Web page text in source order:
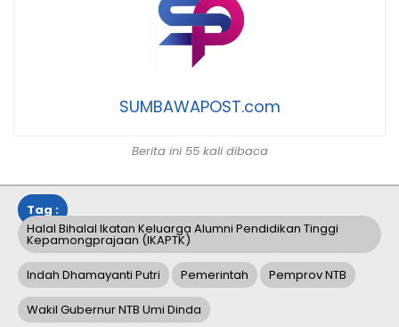
SUMBAWAPOST.com
Berita ini 55 kali dibaca
Tag :
Halal Bihalal Ikatan Keluarga Alumni Pendidikan Tinggi
Kepamongprajaan (IKAPTK)
Indah Dhamayanti Putri Pemerintah Pemprov NTB
Wakil Gubernur NTB Umi Dinda